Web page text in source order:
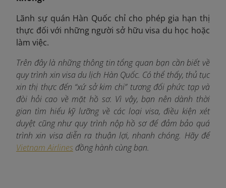
Lãnh sự quán Hàn Quốc chỉ cho phép gia hạn thị
thực đối với những người sở hữu visa du học hoặc
làm việc.
Trên đây là những thông tin tổng quan bạn cần biết về
quy trình xin visa du lịch Hàn Quốc. Có thể thấy, thủ tục
xin thị thực đến “xứ sở kim chi” tương đối phức tạp và
đòi hỏi cao về mặt hồ sơ. Vì vậy, bạn nên dành thời
gian tìm hiểu kỹ lưỡng về các loại visa, điều kiện xét
duyệt cũng như quy trình nộp hồ sơ để đảm bảo quá
trình xin visa diễn ra thuận lợi, nhanh chóng. Hãy để
Vietnam Airlines đồng hành cùng bạn.